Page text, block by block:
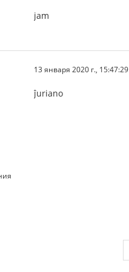
jam
13 января 2020 г., 15:47:29
ĵuriano